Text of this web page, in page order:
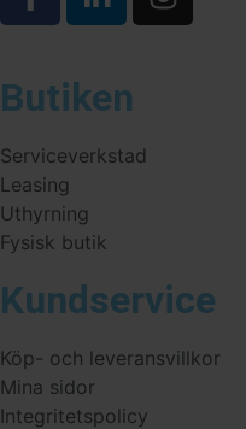
Butiken
Serviceverkstad
Leasing
Uthyrning
Fysisk butik
Kundservice
Köp- och leveransvillkor
Mina sidor
Integritetspolicy